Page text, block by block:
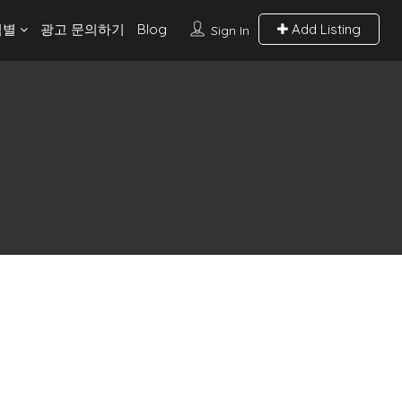
Sign In Add Listing
광고 문의하기 Blog